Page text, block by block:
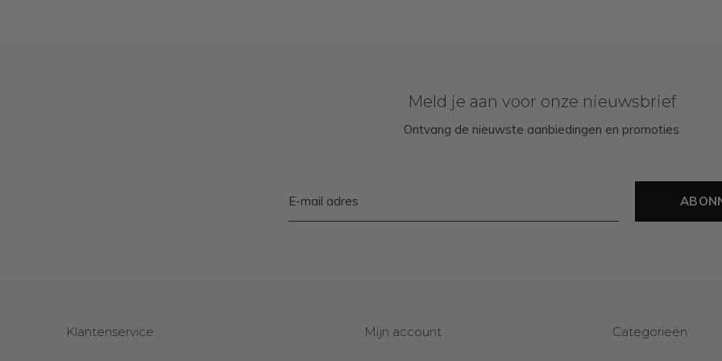
Meld je aan voor onze nieuwsbrief
Ontvang de nieuwste aanbiedingen en promoties
Klantenservice Mijn account Categorieën